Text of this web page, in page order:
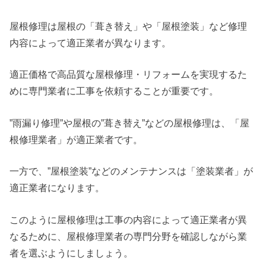
屋根修理は屋根の「葺き替え」や「屋根塗装」など修理
内容によって適正業者が異なります。
適正価格で高品質な屋根修理・リフォームを実現するた
めに専門業者に工事を依頼することが重要です。
”雨漏り修理”や屋根の”葺き替え”などの屋根修理は、「屋
根修理業者」が適正業者です。
一方で、”屋根塗装”などのメンテナンスは「塗装業者」が
適正業者になります。
このように屋根修理は工事の内容によって適正業者が異
なるために、屋根修理業者の専門分野を確認しながら業
者を選ぶようにしましょう。